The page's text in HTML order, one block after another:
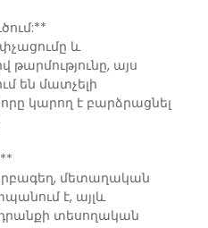
և
թարմությունը, այս
են մատչելի
կարող է բարձրացնել
մետաղական
է, այլև
տեսողական